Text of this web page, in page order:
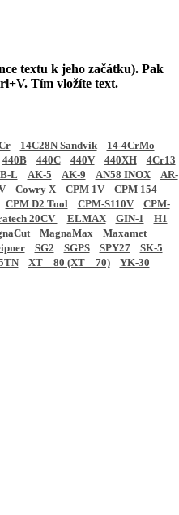
textu k jeho začátku). Pak
Tím vložíte text.
14C28N Sandvik
14-4CrMo
440B 440C 440V 440XH
4Cr13
L AK-5 AK-9 AN58 INOX
AR-
Cowry X CPM 1V
CPM 154
CPM D2 Tool CPM-S110V
CPM-
20CV ELMAX GIN-1
H1
MagnaMax
Maxamet
SG2 SGPS SPY27
SK-5
XT – 80 (XT – 70)
YK-30